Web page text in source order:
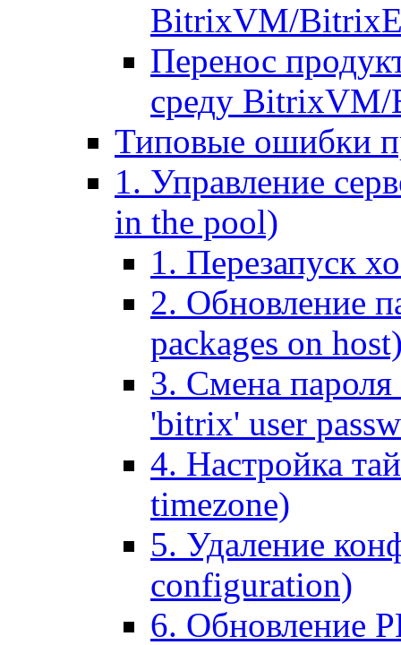
BitrixVM/
Перенос
среду
Типовые ошибки
1. Управление
in the pool)
1. Перезапуск
2. Обновление
packages on
3. Смена пароля
'bitrix' user
4. Настройка
timezone)
5. Удаление
configuration)
6. Обновление